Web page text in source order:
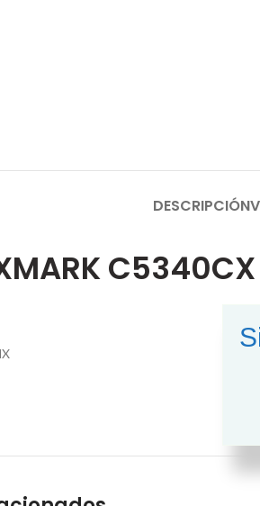
DESCRIPCIÓN